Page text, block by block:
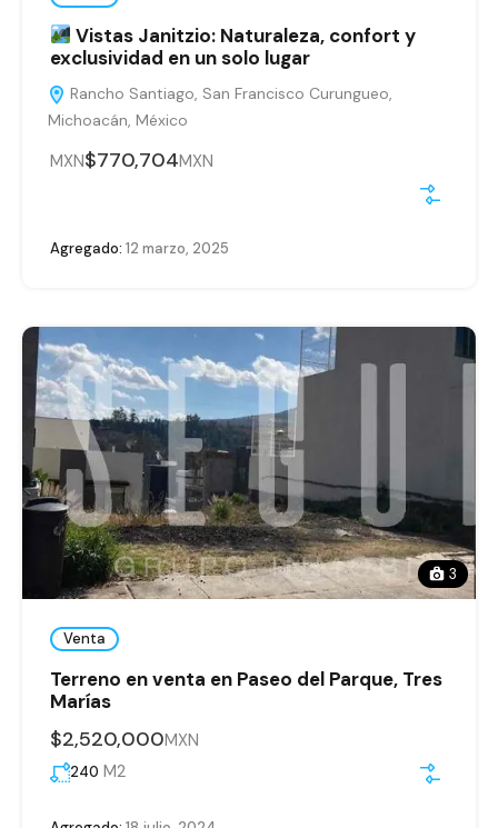
Vistas Janitzio: Naturaleza, confort y
exclusividad en un solo lugar
Rancho Santiago, San Francisco Curungueo,
Michoacán, México
MXN$770,704MXN
Agregado: 12 marzo, 2025
3
Venta
Terreno en venta en Paseo del Parque, Tres
Marías
$2,520,000MXN
240 M2